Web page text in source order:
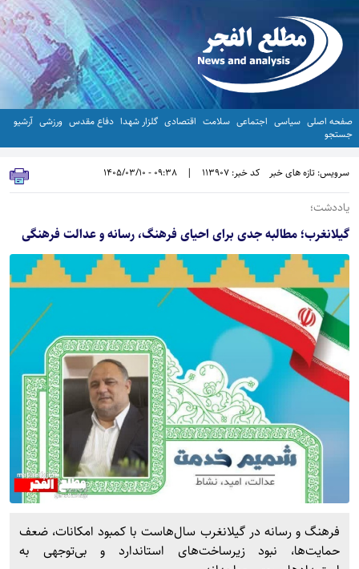
صفحه اصلی سیاسی اجتماعی سلامت اقتصادی گلزار شهدا دفاع مقدس ورزشی آرشیو
جستجو
سرویس: تازه های خبر کد خبر: 113907 |
09:38 - 1405/03/10
یاددشت؛
گیلانغرب؛ مطالبه جدی برای احیای فرهنگ، رسانه و عدالت فرهنگی
فرهنگ و رسانه در گیلانغرب سال‌هاست با کمبود امکانات، ضعف
حمایت‌ها، نبود زیرساخت‌های استاندارد و بی‌توجهی به